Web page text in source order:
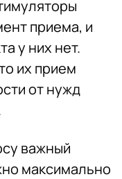
приема, и
у них нет.
их прием
от нужд
важный
максимально